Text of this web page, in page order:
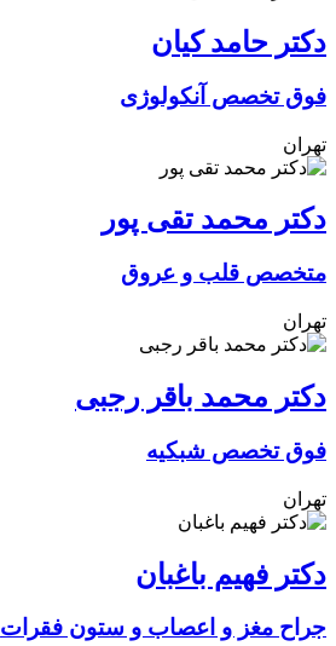
دکتر حامد کیان
فوق تخصص آنکولوژی
تهران
دکتر محمد تقی پور
متخصص قلب و عروق
تهران
دکتر محمد باقر رجبی
فوق تخصص شبکیه
تهران
دکتر فهیم باغبان
جراح مغز و اعصاب و ستون فقرات